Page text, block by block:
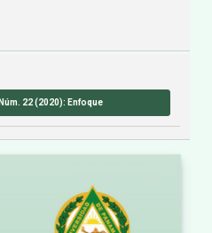
22 (2020): Enfoque